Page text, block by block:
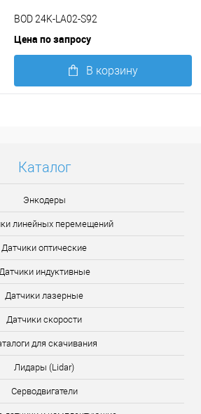
BOD 24K-LA02-S92
Цена по запросу
В корзину
Каталог
Энкодеры
линейных перемещений
Датчики оптические
Датчики индуктивные
Датчики лазерные
Датчики скорости
для скачивания
Лидары (Lidar)
Серводвигатели